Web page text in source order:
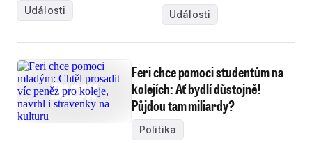
Události Události
Feri chce pomoci studentům na
kolejích: Ať bydlí důstojně!
Půjdou tam miliardy?
Politika